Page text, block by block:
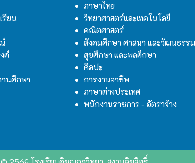
รียน
ค์
นศึกษา
ภาษาไทย
วิทยาศาสตร์และเทคโนโลยี
คณิตศาสตร์
สังคมศึกษา ศาสนา และวัฒนธรรม
สุขศึกษา และพลศึกษา
ศิลปะ
การงานอาชีพ
ภาษาต่างประเทศ
พนักงานราชการ - อัตราจ้าง